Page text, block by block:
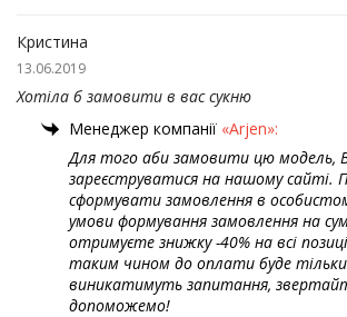
Кристина
13.06.2019
Хотіла б замовити в вас сукню
Менеджер компанії «Arjen»:
Для того аби замовити цю модель,
зареєструватися на нашому сайті.
сформувати замовлення в
умови формування замовлення на
отримуєте знижку -40% на всі
таким чином до оплати буде
виникатимуть запитання,
допоможемо!